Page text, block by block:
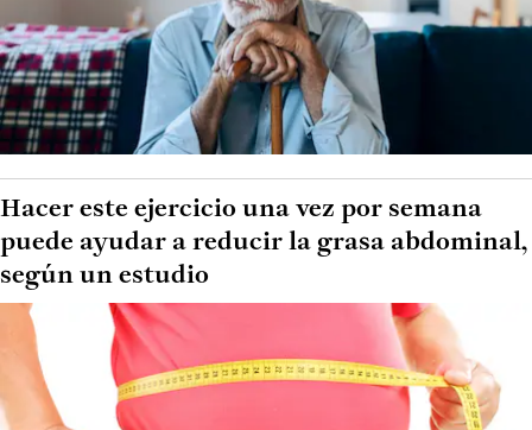
Hacer este ejercicio una vez por semana
puede ayudar a reducir la grasa abdominal,
según un estudio